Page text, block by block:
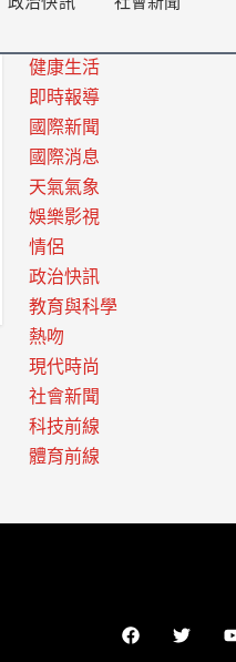
健康生活
即時報導
國際新聞
國際消息
天氣氣象
娛樂影視
情侶
政治快訊
教育與科學
熱吻
現代時尚
社會新聞
科技前線
體育前線